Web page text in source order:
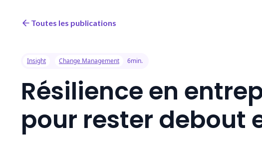
Toutes les publications
Insight Change Management 6min.
Résilience en
pour rester debout